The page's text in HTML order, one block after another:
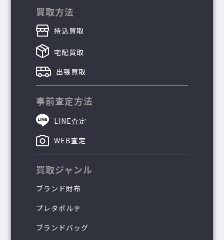
買取方法
持込買取
宅配買取
出張買取
事前査定方法
LINE査定
WEB査定
買取ジャンル
ブランド財布
プレタポルテ
ブランドバッグ